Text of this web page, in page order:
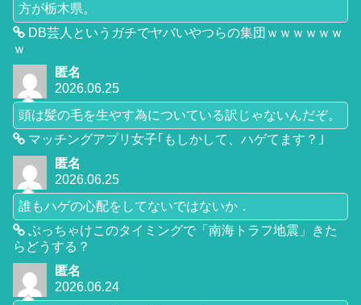
方が栃木県。
DB芸人というガチでヤバいやつらの集団ｗｗｗｗｗｗ
ｗ
匿名
2026.06.25
頭は髪の毛を生やす為についている訳じゃないんだぞ。
マッチングアプリ女子｢もしかして、ハゲてます？｣
匿名
2026.06.25
誰もハゲの心配をしてないではないか．
ぶっちゃけこのタイミングで「南海トラフ地震」きた
らどうする？
匿名
2026.06.24